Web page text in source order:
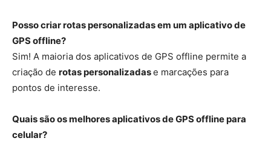
Posso criar rotas personalizadas em um aplicativo de
GPS offline?
Sim! A maioria dos aplicativos de GPS offline permite a
criação de rotas personalizadase marcações para
pontos de interesse.
Quais são os melhores aplicativos de GPS offline para
celular?